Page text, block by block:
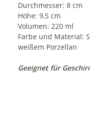
Durchmesser: 8 cm
Höhe: 9,5 cm
Volumen: 220 ml
Farbe und Material:
weißem Porzellan
Geeignet für